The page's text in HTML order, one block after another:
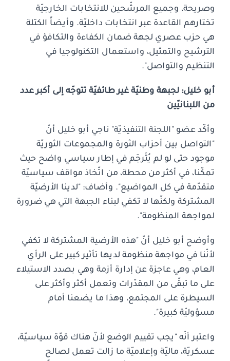
وصريحة، وجميع المرشّحين للانتخابات الخارجيّة
تختارهم القاعدة عبر انتخابات داخليّة. وأيضاً الكتلة
هي حزب عصري لجهة ضمان الكفاءة والتكافؤ في
الترشيح والتمثيل، واستعمال التكنولوجيا في
التنظيم والتواصل".
أبو خليل: لجبهة وطنيّة غير طائفيّة تتوجّه إلى أكبر عدد
من اللبنانيّين
وأكّد عضو "اللجنة التنفيذيّة" ناجي أبو خليل أنّ
"التواصل بين أحزاب الثورة والمجموعات الثوريّة
موجود حتى لو لم يُتَرجَم في إطار سياسي واضح حيث
تمكّنا، في أكثر من محطة، من اتّخاذ مواقف سياسيّة
متقدّمة في كل المواضيع". وأضاف: "لدينا الأرضيّة
المشتركة ولكنّها لا تكفي لبناء الجبهة التي هي ضرورة
لمواجهة المنظومة".
وأوضح أبو خليل أنّ "هذه الأرضية المشتركة لا تكفي
لأنّنا في مواجهة منظومة لديها تأثير كبير على الرأي
العام، وهي عاجزة عن إدارة أزمة وهي بصدد الاستيلاء
على ما تبقّى من المقدّرات وتعمل أكثر وأكثر على
السيطرة على المجتمع، وهذا ما يضعنا أمام
مسؤوليّة كبيرة".
واعتبر أنّه "يجب تقييم الوضع لأنّ هناك قوّة سياسيّة،
عسكريّة، ماليّة وإعلاميّة ما زالت تعمل لصالح